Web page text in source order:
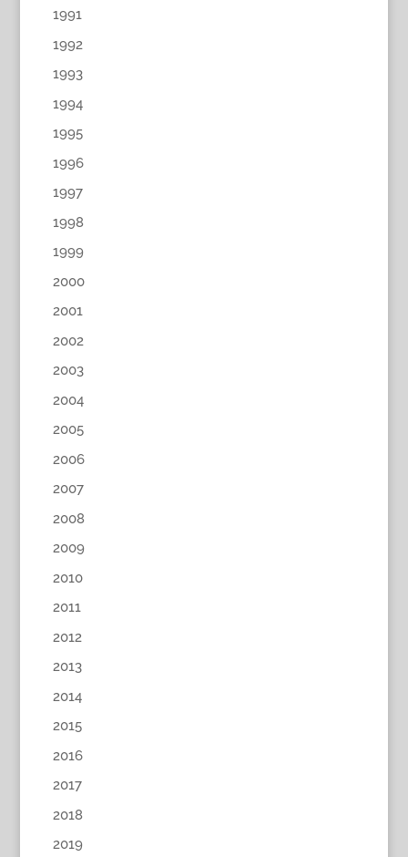
1991
1992
1993
1994
1995
1996
1997
1998
1999
2000
2001
2002
2003
2004
2005
2006
2007
2008
2009
2010
2011
2012
2013
2014
2015
2016
2017
2018
2019